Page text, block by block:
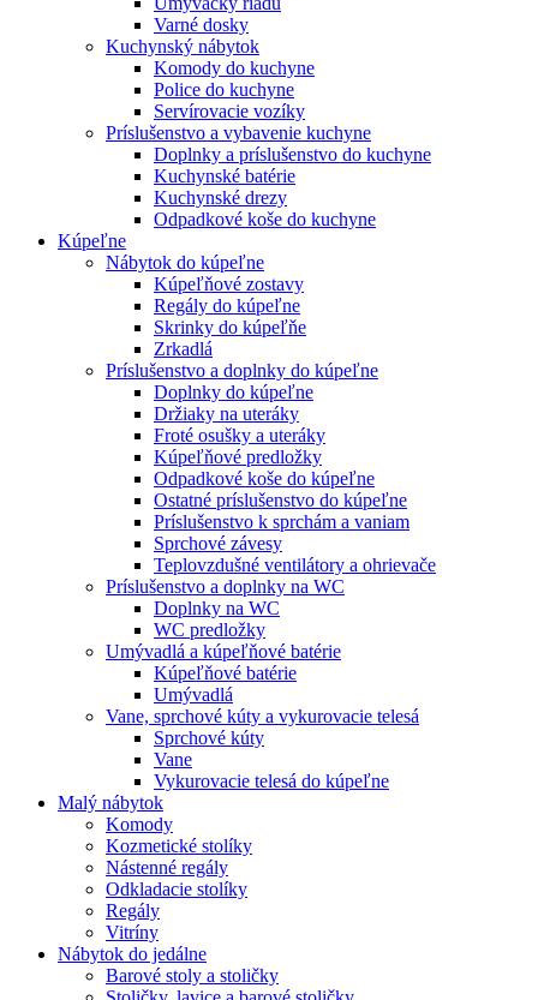
Varné dosky
Kuchynský nábytok
Komody do kuchyne
Police do kuchyne
Servírovacie vozíky
Príslušenstvo a vybavenie kuchyne
Doplnky a príslušenstvo do kuchyne
Kuchynské batérie
Kuchynské drezy
Odpadkové koše do kuchyne
Kúpeľne
Nábytok do kúpeľne
Kúpeľňové zostavy
Regály do kúpeľne
Skrinky do kúpeľňe
Zrkadlá
Príslušenstvo a doplnky do kúpeľne
Doplnky do kúpeľne
Držiaky na uteráky
Froté osušky a uteráky
Kúpeľňové predložky
Odpadkové koše do kúpeľne
Ostatné príslušenstvo do kúpeľne
Príslušenstvo k sprchám a vaniam
Sprchové závesy
Teplovzdušné ventilátory a ohrievače
Príslušenstvo a doplnky na WC
Doplnky na WC
WC predložky
Umývadlá a kúpeľňové batérie
Kúpeľňové batérie
Umývadlá
Vane, sprchové kúty a vykurovacie telesá
Sprchové kúty
Vane
Vykurovacie telesá do kúpeľne
Malý nábytok
Komody
Kozmetické stolíky
Nástenné regály
Odkladacie stolíky
Regály
Vitríny
Nábytok do jedálne
Barové stoly a stoličky